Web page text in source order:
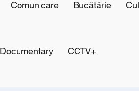
Comunicare Bucătărie
Documentary CCTV+